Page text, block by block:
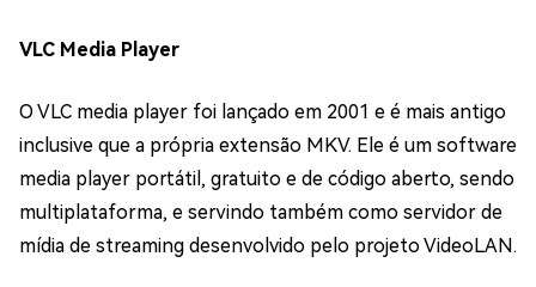
VLC Media Player
O VLC media player foi lançado em 2001 e é mais antigo
inclusive que a própria extensão MKV. Ele é um software
media player portátil, gratuito e de código aberto, sendo
multiplataforma, e servindo também como servidor de
mídia de streaming desenvolvido pelo projeto VideoLAN.